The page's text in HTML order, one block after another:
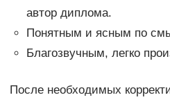
автор диплома.
Понятным и ясным по
Благозвучным, легко
После необходимых